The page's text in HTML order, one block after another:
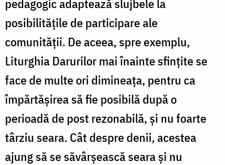
pedagogic adaptează slujbele la
posibilitățile de participare ale
comunității. De aceea, spre exemplu,
Liturghia Darurilor mai înainte sfințite se
face de multe ori dimineața, pentru ca
împărtășirea să fie posibilă după o
perioadă de post rezonabilă, și nu foarte
târziu seara. Cât despre denii, acestea
ajung să se săvârșească seara și nu